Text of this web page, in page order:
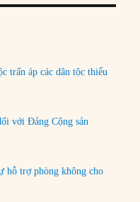
trấn áp các dân tộc thiểu
với Đảng Cộng sản
hỗ trợ phòng không cho